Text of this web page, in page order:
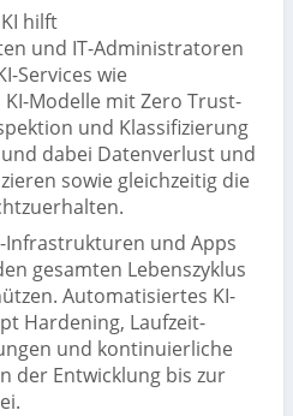
hilft
und IT-Administratoren
Services wie
Modelle mit Zero Trust-
und Klassifizierung
dabei Datenverlust und
sowie gleichzeitig die
Infrastrukturen und Apps
gesamten Lebenszyklus
Automatisiertes KI-
Hardening, Laufzeit-
und kontinuierliche
der Entwicklung bis zur